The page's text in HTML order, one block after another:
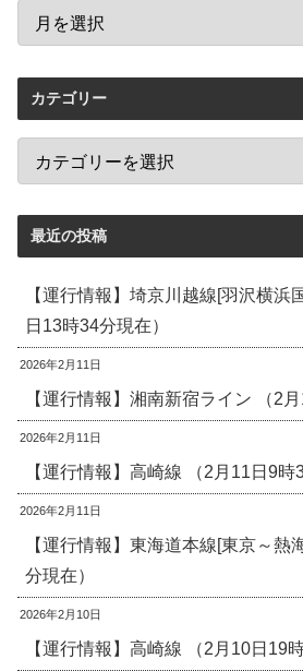
カテゴリー
最近の投稿
【運行情報】埼京川越線[羽沢横浜
日13時34分現在）
2026年2月11日
【運行情報】湘南新宿ライン （2
2026年2月11日
【運行情報】高崎線 （2月11日9時
2026年2月11日
【運行情報】東海道本線[東京～熱
分現在）
2026年2月10日
【運行情報】高崎線 （2月10日19